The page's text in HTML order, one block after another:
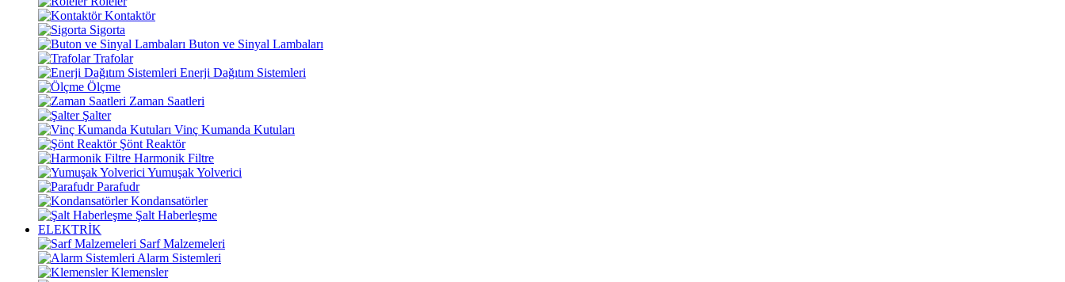
Kontaktör
Sigorta
Buton ve Sinyal Lambaları
Trafolar
Enerji Dağıtım Sistemleri
Ölçme
Zaman Saatleri
Şalter
Vinç Kumanda Kutuları
Şönt Reaktör
Harmonik Filtre
Yumuşak Yolverici
Parafudr
Kondansatörler
Şalt Haberleşme
ELEKTRİK
Sarf Malzemeleri
Alarm Sistemleri
Klemensler